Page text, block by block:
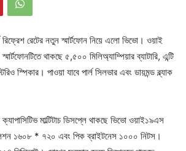
রেটের নতুন স্মার্টফোন নিয়ে এলো ভিভো। ওয়াই
থাকছে ৫,৫০০ মিলিঅ্যাম্পিয়ার ব্যাটারি, এন্টি
স্পিকার। পাওয়া যাবে পার্ল সিলভার এবং ডায়মন্ড ব্ল্যাক
মাল্টিটাচ ডিসপ্লে থাকছে ভিভো ওয়াই১৯এস
১৬০৮ * ৭২০ এবং পিক ব্রাইটনেস ১০০০ নিটস।